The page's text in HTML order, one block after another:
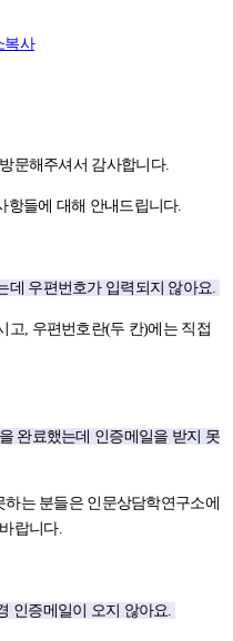
사
문해주셔서 감사합니다.
항들에 대해 안내드립니다.
데 우편번호가 입력되지 않아요.
고, 우편번호란(두 칸)에는 직접
완료했는데 인증메일을 받지 못
는 분들은 인문상담학연구소에
랍니다.
인증메일이 오지 않아요.